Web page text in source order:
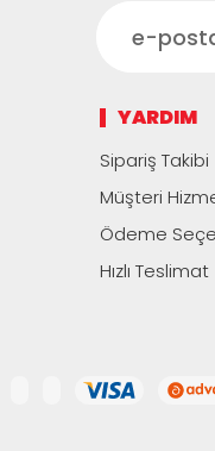
YARDIM
Sipariş Takibi
Müşteri
Ödeme
Hızlı Teslimat